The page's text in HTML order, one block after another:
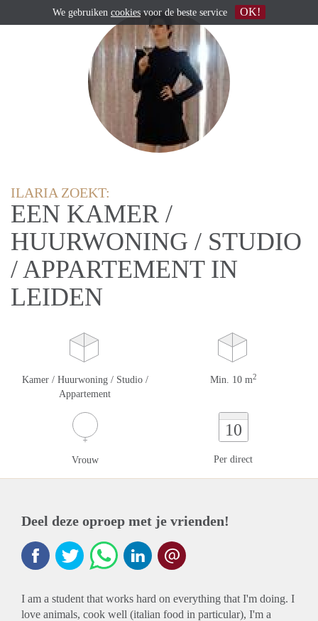
ILARIA ZOEKT:
EEN KAMER /
HUURWONING / STUDIO
/ APPARTEMENT IN
LEIDEN
Kamer / Huurwoning / Studio /
Appartement
Min. 10 m2
Vrouw
10
Per direct
Deel deze oproep met je vrienden!
I am a student that works hard on everything that I'm doing. I
love animals, cook well (italian food in particular), I'm a
We gebruiken cookies voor de beste service OK!